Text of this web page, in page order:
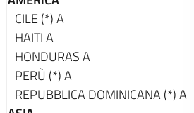
CILE (*)A
HAITIA
HONDURASA
PERÙ (*)A
REPUBBLICA DOMINICANA (*)A